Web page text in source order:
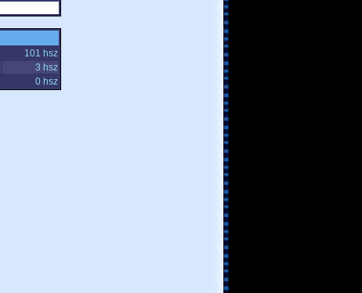
101 hsz
3 hsz
0 hsz